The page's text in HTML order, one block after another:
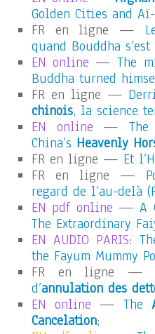
Golden Cities and
FR en ligne —
quand Bouddha
EN online —The
Buddha turned
FR en ligne —
chinois, la science
EN online —
China’s Heavenly
FR en ligne — Et
FR en ligne —
regard de l’au-delà
EN pdf online —A
The Extraordinary
EN AUDIO PARIS:
the Fayum Mummy
FR en ligne —
d’annulation des
EN online — The
Cancelation;